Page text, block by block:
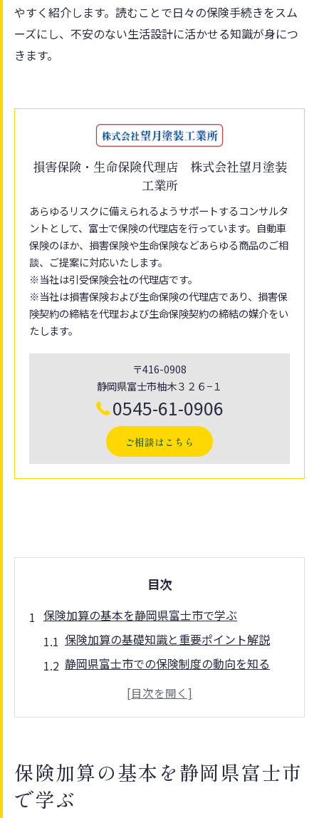
やすく紹介します。読むことで日々の保険手続きをスム
ーズにし、不安のない生活設計に活かせる知識が身につ
きます。
損害保険・生命保険代理店 株式会社望月塗装
工業所
あらゆるリスクに備えられるようサポートするコンサルタ
ントとして、富士で保険の代理店を行っています。自動車
保険のほか、損害保険や生命保険などあらゆる商品のご相
談、ご提案に対応いたします。
※当社は引受保険会社の代理店です。
※当社は損害保険および生命保険の代理店であり、損害保
険契約の締結を代理および生命保険契約の締結の媒介をい
たします。
〒416-0908
静岡県富士市柚木３２６−１
0545-61-0906
ご相談はこちら
目次
保険加算の基本を静岡県富士市で学ぶ
保険加算の基礎知識と重要ポイント解説
静岡県富士市での保険制度の動向を知る
保険加算の仕組みと申請時の注意点
静岡県富士市における加算制度の特徴
静岡県富士市独自の保険加算制度とは
地域区分乙地が保険加算に与える影響
保険加算の基本を静岡県富士市
で学ぶ